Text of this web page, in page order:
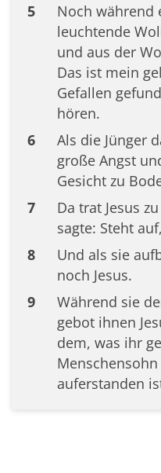
5
Noch während
leuchtende
und aus der
Das ist mein
Gefallen
hören.
6
Als die Jünger
große Angst
Gesicht zu
7
Da trat Jesus
sagte: Steht
8
Und als sie
noch Jesus.
9
Während sie
gebot ihnen
dem, was ihr
auferstanden